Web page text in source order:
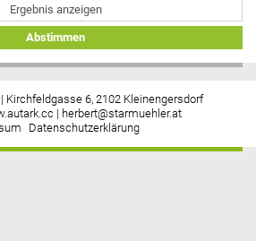
Ergebnis anzeigen
Abstimmen
Kirchfeldgasse 6, 2102 Kleinengersdorf
| herbert@starmuehler.at
Datenschutzerklärung